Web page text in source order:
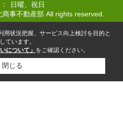
日曜、祝日
事不動産部 All rights reserved.
用状況把握、サービス向上検討を目的と
ています。
について」 をご確認ください。
閉じる